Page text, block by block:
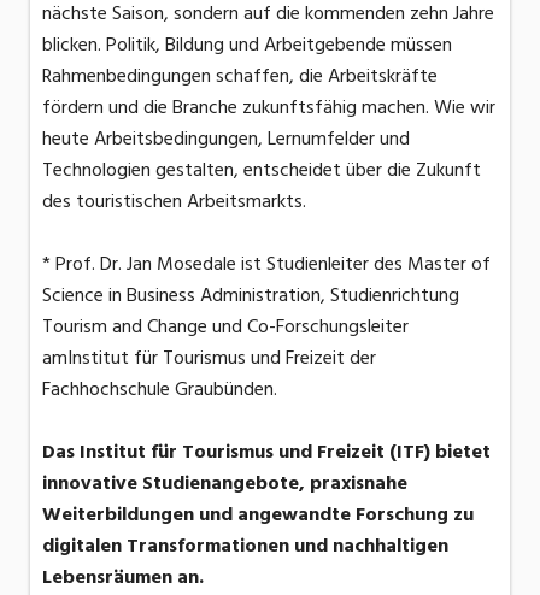
nächste Saison, sondern auf die kommenden zehn Jahre
blicken. Politik, Bildung und Arbeitgebende müssen
Rahmenbedingungen schaffen, die Arbeitskräfte
fördern und die Branche zukunftsfähig machen. Wie wir
heute Arbeitsbedingungen, Lernumfelder und
Technologien gestalten, entscheidet über die Zukunft
des touristischen Arbeitsmarkts.
* Prof. Dr. Jan Mosedale ist Studienleiter des Master of
Science in Business Administration, Studienrichtung
Tourism and Change und Co-Forschungsleiter
amInstitut für Tourismus und Freizeit der
Fachhochschule Graubünden.
Das Institut für Tourismus und Freizeit (ITF) bietet
innovative Studienangebote, praxisnahe
Weiterbildungen und angewandte Forschung zu
digitalen Transformationen und nachhaltigen
Lebensräumen an.